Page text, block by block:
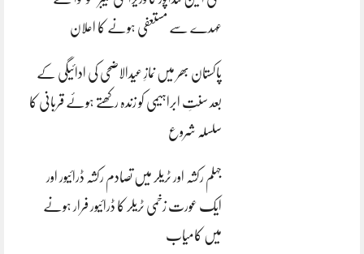
عہدے سے مستعفی ہونے کا اعلان
پاکستان بھر میں نمازِ عیدالاضحی کی ادائیگی کے
بعد سنتِ ابراہیمی کو زندہ رکھتے ہوئے قربانی کا
سلسلہ شروع
جہلم رکشہ اور ٹریلر میں تصادم رکشہ ڈرائیور اور
ایک عورت زخمی ٹریلر کا ڈرائیور فرار ہونے
میں کامیاب